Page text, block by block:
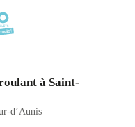
à Saint-
d’Aunis